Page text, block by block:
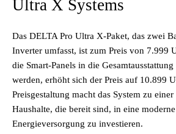
Ultra X Systems
Das DELTA Pro Ultra X-Paket, das zwei
Inverter umfasst, ist zum Preis von 7.999
die Smart-Panels in die
werden, erhöht sich der Preis auf 10.899
Preisgestaltung macht das System zu
Haushalte, die bereit sind, in eine
Energieversorgung zu investieren.